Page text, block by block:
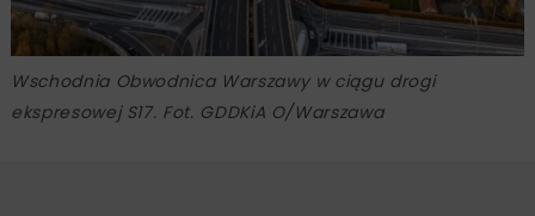
Wschodnia Obwodnica Warszawy w ciągu drogi
ekspresowej S17. Fot. GDDKiA O/Warszawa